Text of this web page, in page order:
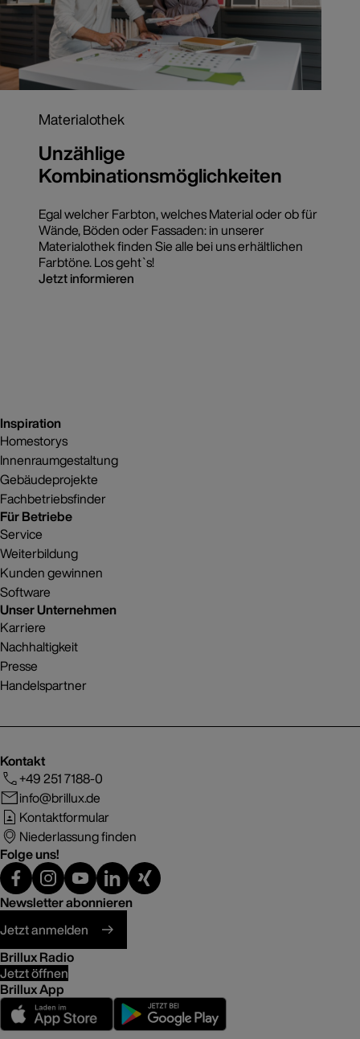
Materialothek
Unzählige
Kombinationsmöglichkeiten
Egal welcher Farbton, welches Material oder ob für
Wände, Böden oder Fassaden: in unserer
Materialothek finden Sie alle bei uns erhältlichen
Farbtöne. Los geht`s!
Jetzt informieren
Inspiration
Homestorys
Innenraumgestaltung
Gebäudeprojekte
Fachbetriebsfinder
Für Betriebe
Service
Weiterbildung
Kunden gewinnen
Software
Unser Unternehmen
Karriere
Nachhaltigkeit
Presse
Handelspartner
Kontakt
+49 251 7188-0
info@brillux.de
Kontaktformular
Niederlassung finden
Folge uns!
Newsletter abonnieren
Jetzt anmelden
Brillux Radio
Jetzt öffnen
Brillux App